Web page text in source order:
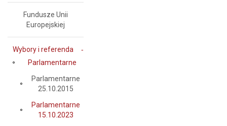
Fundusze Unii
Europejskiej
Wybory i referenda
Parlamentarne
Parlamentarne
25.10.2015
Parlamentarne
15.10.2023